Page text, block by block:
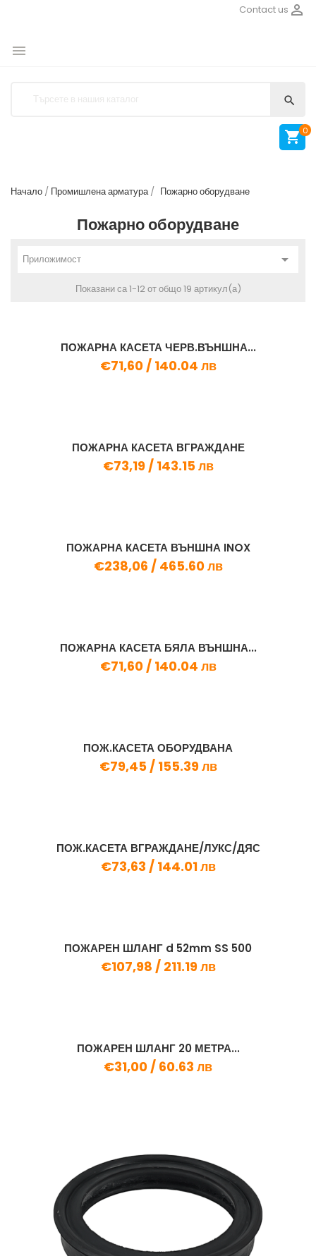

Contact us


 0
Начало Промишлена арматура Пожарно оборудване
Пожарно оборудване
Приложимост 
Показани са 1-12 от общо 19 артикул(а)
ПОЖАРНА КАСЕТА ЧЕРВ.ВЪНШНА...
€71,60 / 140.04 лв
ПОЖАРНА КАСЕТА ВГРАЖДАНЕ
€73,19 / 143.15 лв
ПОЖАРНА КАСЕТА ВЪНШНА INOX
€238,06 / 465.60 лв
ПОЖАРНА КАСЕТА БЯЛА ВЪНШНА...
€71,60 / 140.04 лв
ПОЖ.КАСЕТА ОБОРУДВАНА
€79,45 / 155.39 лв
ПОЖ.КАСЕТА ВГРАЖДАНЕ/ЛУКС/ДЯС
€73,63 / 144.01 лв
ПОЖАРЕН ШЛАНГ d 52mm SS 500
€107,98 / 211.19 лв
ПОЖАРЕН ШЛАНГ 20 МЕТРА...
€31,00 / 60.63 лв